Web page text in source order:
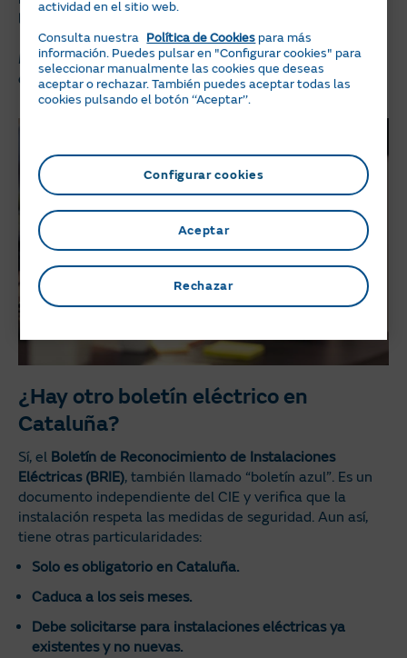
los 150 €
Nosotros te recomendamos que pidas varios presupuestos y
que te tomes tu tiempo para valorar antes de contratar
¿Hay otro boletín eléctrico en
Cataluña?
Sí, el Boletín de Reconocimiento de Instalaciones
Eléctricas (BRIE), también llamado “boletín azul”. Es un
documento independiente del CIE y verifica que la
instalación respeta las medidas de seguridad. Aun así,
tiene otras particularidades:
Solo es obligatorio en Cataluña.
Caduca a los seis meses.
Debe solicitarse para instalaciones eléctricas ya
existentes y no nuevas.
actividad en el sitio web.
Consulta nuestra Política de Cookies para más
información. Puedes pulsar en "Configurar cookies" para
seleccionar manualmente las cookies que deseas
aceptar o rechazar. También puedes aceptar todas las
cookies pulsando el botón ‘‘Aceptar’’.
Configurar cookies
Rechazar
Aceptar